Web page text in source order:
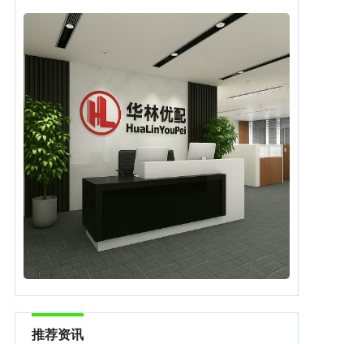
推荐资讯